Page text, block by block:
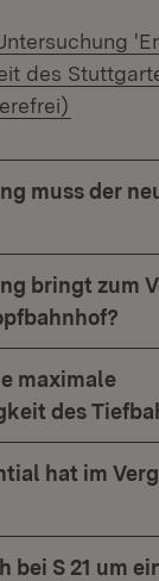
des
muss der
bringt zum
maximale
des
hat im
bei S 21 um